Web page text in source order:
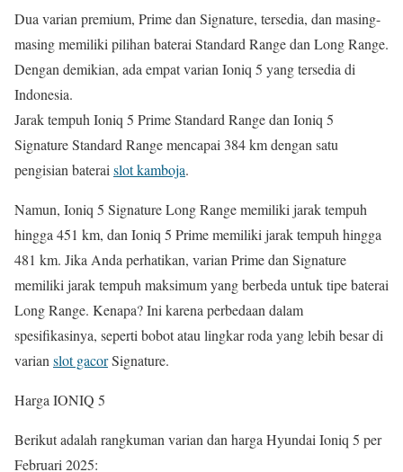
Dua varian premium, Prime dan Signature, tersedia, dan masing-
masing memiliki pilihan baterai Standard Range dan Long Range.
Dengan demikian, ada empat varian Ioniq 5 yang tersedia di
Indonesia.
Jarak tempuh Ioniq 5 Prime Standard Range dan Ioniq 5
Signature Standard Range mencapai 384 km dengan satu
pengisian bateraislot kamboja.
Namun, Ioniq 5 Signature Long Range memiliki jarak tempuh
hingga 451 km, dan Ioniq 5 Prime memiliki jarak tempuh hingga
481 km. Jika Anda perhatikan, varian Prime dan Signature
memiliki jarak tempuh maksimum yang berbeda untuk tipe baterai
Long Range. Kenapa? Ini karena perbedaan dalam
spesifikasinya, seperti bobot atau lingkar roda yang lebih besar di
varianslot gacorSignature.
Harga IONIQ 5
Berikut adalah rangkuman varian dan harga Hyundai Ioniq 5 per
Februari 2025: